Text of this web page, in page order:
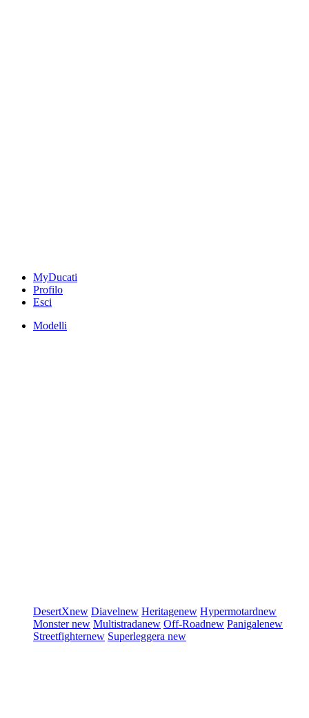
MyDucati
Profilo
Esci
Modelli
DesertXnew Diavelnew Heritagenew Hypermotardnew
Monsternew Multistradanew Off-Roadnew Panigalenew
Streetfighternew Superleggera new